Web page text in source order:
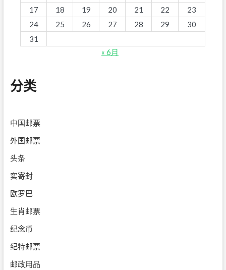
17
18 19 20 21 22
23
24
25 26 27 28 29
30
31
« 6月
分类
中国邮票
外国邮票
头条
实寄封
欧罗巴
生肖邮票
纪念币
纪特邮票
邮政用品